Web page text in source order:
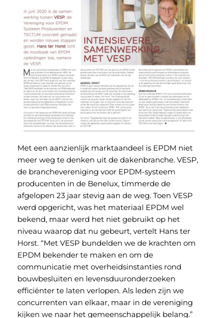
Met een aanzienlijk marktaandeel is EPDM niet
meer weg te denken uit de dakenbranche. VESP,
de branchevereniging voor EPDM-systeem
producenten in de Benelux, timmerde de
afgelopen 23 jaar stevig aan de weg. Toen VESP
werd opgericht, was het materiaal EPDM wel
bekend, maar werd het niet gebruikt op het
niveau waarop dat nu gebeurt, vertelt Hans ter
Horst. “Met VESP bundelden we de krachten om
EPDM bekender te maken en om de
communicatie met overheidsinstanties rond
bouwbesluiten en levensduuronderzoeken
efficiënter te laten verlopen. Als leden zijn we
concurrenten van elkaar, maar in de vereniging
kijken we naar het gemeenschappelijk belang.”